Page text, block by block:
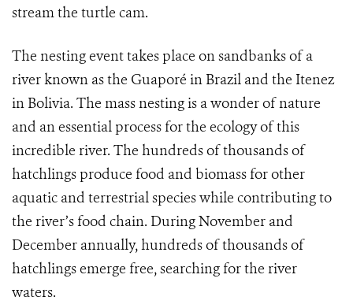
stream the turtle cam.
The nesting event takes place on sandbanks of a
river known as the Guaporé in Brazil and the Itenez
in Bolivia. The mass nesting is a wonder of nature
and an essential process for the ecology of this
incredible river. The hundreds of thousands of
hatchlings produce food and biomass for other
aquatic and terrestrial species while contributing to
the river’s food chain. During November and
December annually, hundreds of thousands of
hatchlings emerge free, searching for the river
waters.